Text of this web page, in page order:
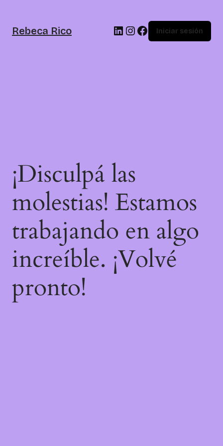
Rebeca Rico Iniciar sesión
¡Disculpá las
molestias! Estamos
trabajando en algo
increíble. ¡Volvé
pronto!